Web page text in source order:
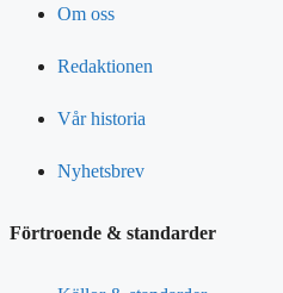
Om oss
Redaktionen
Vår historia
Nyhetsbrev
Förtroende & standarder